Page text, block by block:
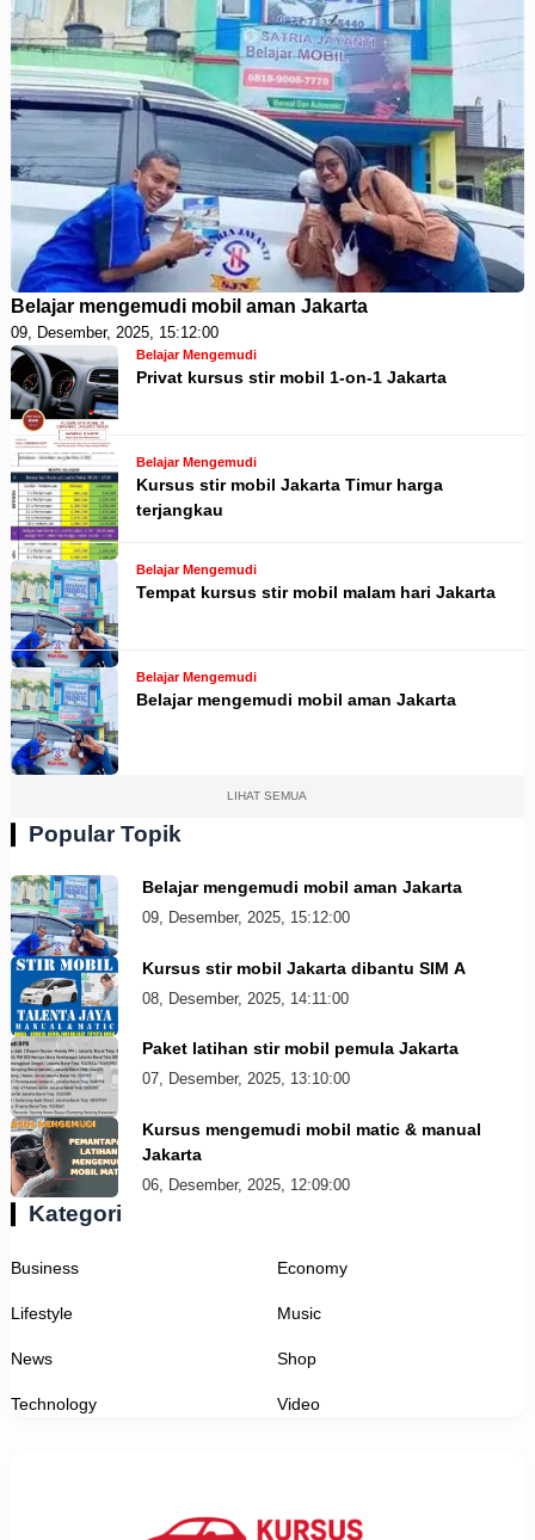
Belajar mengemudi mobil aman Jakarta
09, Desember, 2025, 15:12:00
Belajar Mengemudi
Privat kursus stir mobil 1-on-1 Jakarta
Belajar Mengemudi
Kursus stir mobil Jakarta Timur harga
terjangkau
Belajar Mengemudi
Tempat kursus stir mobil malam hari Jakarta
Belajar Mengemudi
Belajar mengemudi mobil aman Jakarta
LIHAT SEMUA
Popular Topik
Belajar mengemudi mobil aman Jakarta
09, Desember, 2025, 15:12:00
Kursus stir mobil Jakarta dibantu SIM A
08, Desember, 2025, 14:11:00
Paket latihan stir mobil pemula Jakarta
07, Desember, 2025, 13:10:00
Kursus mengemudi mobil matic & manual
Jakarta
06, Desember, 2025, 12:09:00
Kategori
Business Economy
Lifestyle Music
News Shop
Technology Video